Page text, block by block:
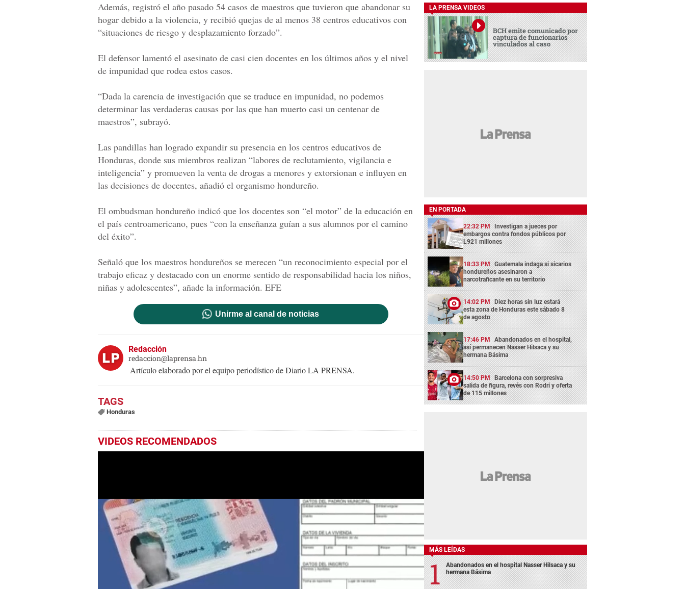
Además, registró el año pasado 54 casos de maestros que tuvieron que abandonar su
hogar debido a la violencia, y recibió quejas de al menos 38 centros educativos con
“situaciones de riesgo y desplazamiento forzado”.
El defensor lamentó el asesinato de casi cien docentes en los últimos años y el nivel
de impunidad que rodea estos casos.
“Dada la carencia de investigación que se traduce en impunidad, no podemos
determinar las verdaderas causas por las que han muerto casi un centenar de
maestros”, subrayó.
Las pandillas han logrado expandir su presencia en los centros educativos de
Honduras, donde sus miembros realizan “labores de reclutamiento, vigilancia e
inteligencia” y promueven la venta de drogas a menores y extorsionan e influyen en
las decisiones de docentes, añadió el organismo hondureño.
El ombudsman hondureño indicó que los docentes son “el motor” de la educación en
el país centroamericano, pues “con la enseñanza guían a sus alumnos por el camino
del éxito”.
Señaló que los maestros hondureños se merecen “un reconocimiento especial por el
trabajo eficaz y destacado con un enorme sentido de responsabilidad hacia los niños,
niñas y adolescentes”, añade la información. EFE
Unirme al canal de noticias
Redacción
redaccion@laprensa.hn
Artículo elaborado por el equipo periodístico de Diario LA PRENSA.
Honduras
VIDEOS RECOMENDADOS
LA PRENSA VIDEOS
BCH emite comunicado por
captura de funcionarios
vinculados al caso
EN PORTADA
22:32 PM Investigan a jueces por
embargos contra fondos públicos por
L921 millones
18:33 PM Guatemala indaga si sicarios
hondureños asesinaron a
narcotraficante en su territorio
14:02 PM Diez horas sin luz estará
esta zona de Honduras este sábado 8
de agosto
17:46 PM Abandonados en el hospital,
así permanecen Nasser Hilsaca y su
hermana Básima
14:50 PM Barcelona con sorpresiva
salida de figura, revés con Rodri y oferta
de 115 millones
MÁS LEÍDAS
Abandonados en el hospital Nasser Hilsaca y su
hermana Básima